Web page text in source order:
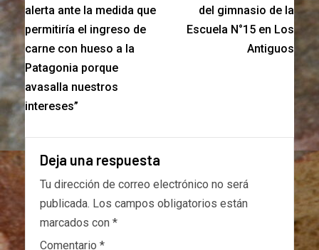
alerta ante la medida que
permitiría el ingreso de
carne con hueso a la
Patagonia porque
avasalla nuestros
intereses”
del gimnasio de la
Escuela N°15 en Los
Antiguos
Deja una respuesta
Tu dirección de correo electrónico no será
publicada. Los campos obligatorios están
marcados con *
Comentario *